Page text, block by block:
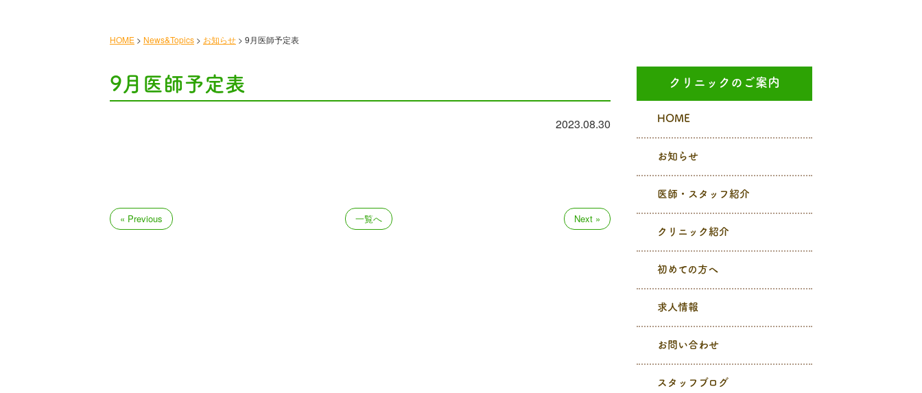
HOME > News&Topics > お知らせ > 9月医師予定表
9月医師予定表
2023.08.30
« Previous 一覧へ Next »
クリニックのご案内
HOME
お知らせ
医師・スタッフ紹介
クリニック紹介
初めての方へ
求人情報
お問い合わせ
スタッフブログ